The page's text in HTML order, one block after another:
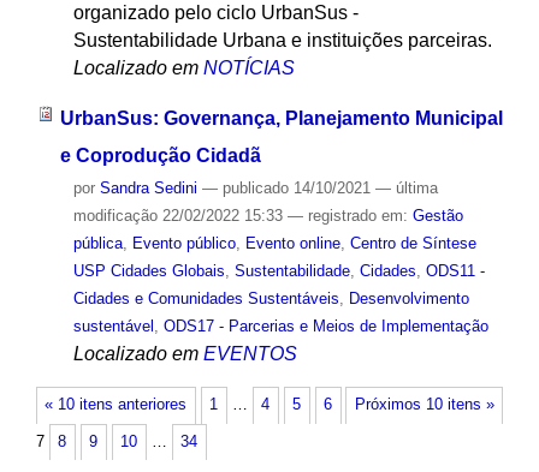
organizado pelo ciclo UrbanSus -
Sustentabilidade Urbana e instituições parceiras.
Localizado em NOTÍCIAS
UrbanSus: Governança, Planejamento Municipal
e Coprodução Cidadã
por Sandra Sedini — publicado14/10/2021 — última
modificação22/02/2022 15:33 — registrado em: Gestão
pública, Evento público, Evento online, Centro de Síntese
USP Cidades Globais, Sustentabilidade, Cidades, ODS11 -
Cidades e Comunidades Sustentáveis, Desenvolvimento
sustentável , ODS17 - Parcerias e Meios de Implementação
Localizado em EVENTOS
« 10 itens anteriores Próximos 10 itens »
1 … 4 5 6
7 8 9 10 … 34